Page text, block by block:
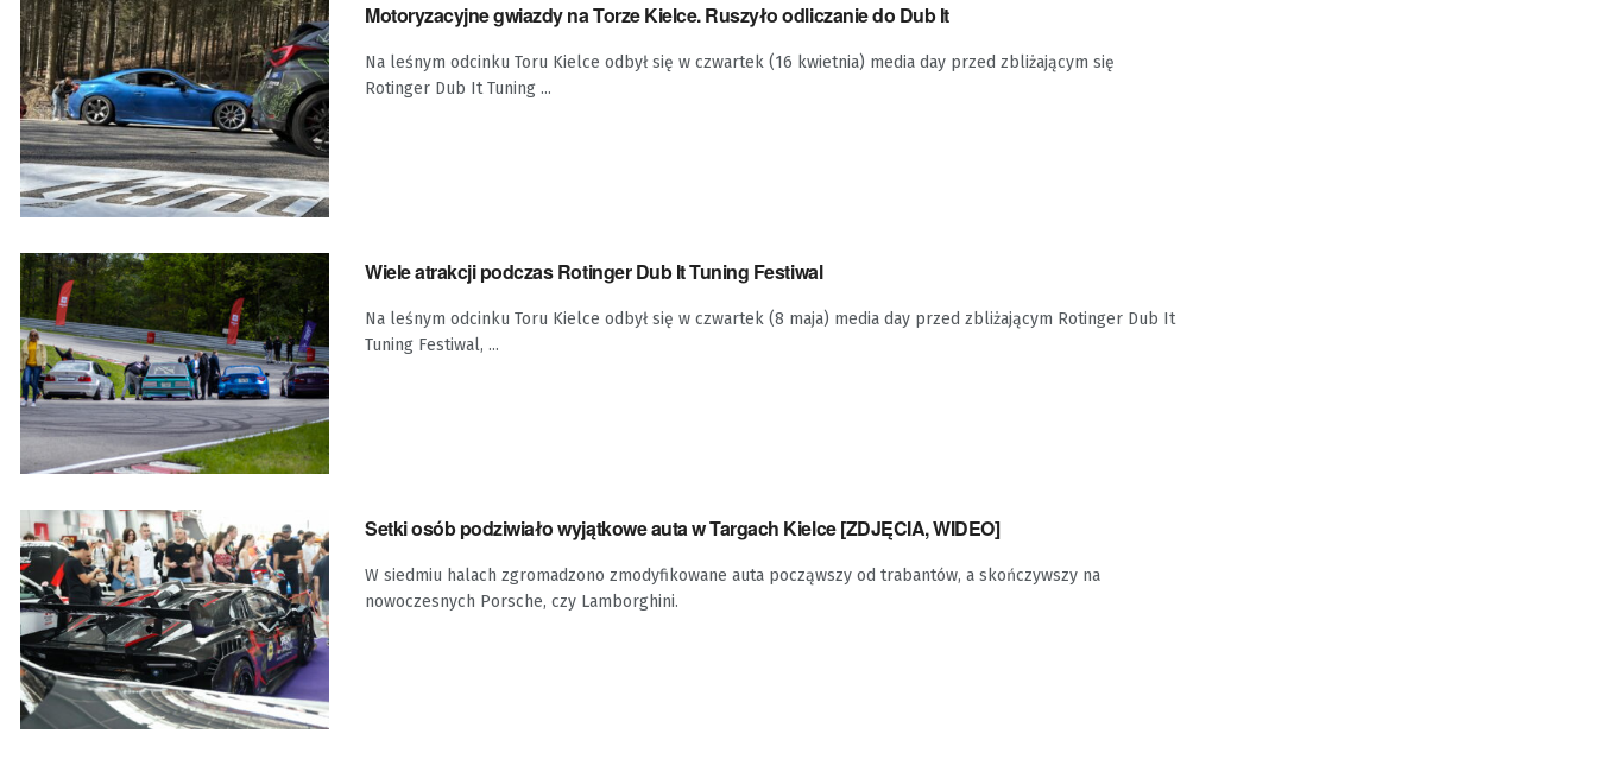
Motoryzacyjne gwiazdy na Torze Kielce. Ruszyło odliczanie do Dub It
Na leśnym odcinku Toru Kielce odbył się w czwartek (16 kwietnia) media day przed zbliżającym się
Rotinger Dub It Tuning ...
Wiele atrakcji podczas Rotinger Dub It Tuning Festiwal
Na leśnym odcinku Toru Kielce odbył się w czwartek (8 maja) media day przed zbliżającym Rotinger Dub It
Tuning Festiwal, ...
Setki osób podziwiało wyjątkowe auta w Targach Kielce [ZDJĘCIA, WIDEO]
W siedmiu halach zgromadzono zmodyfikowane auta począwszy od trabantów, a skończywszy na
nowoczesnych Porsche, czy Lamborghini.